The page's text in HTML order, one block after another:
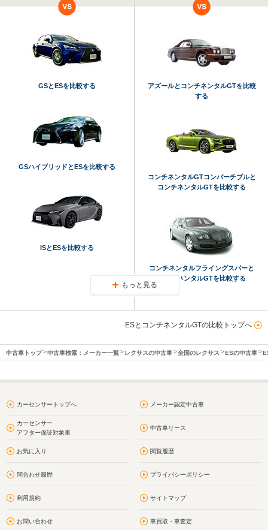
GSとESを比較する
GSハイブリッドとESを比較する
ISとESを比較する
アズールとコンチネンタルGTを比較
する
コンチネンタルGTコンバーチブルと
コンチネンタルGTを比較する
コンチネンタルフライングスパーと
コンチネンタルGTを比較する
もっと見る
ESとコンチネンタルGTの比較トップへ
中古車トップ 中古車検索：メーカー一覧 レクサスの中古車 全国のレクサス ESの中古車
カーセンサートップへ メーカー認定中古車
カーセンサー
アフター保証対象車
中古車リース
お気に入り 閲覧履歴
問合わせ履歴 プライバシーポリシー
利用規約 サイトマップ
お問い合わせ 車買取・車査定